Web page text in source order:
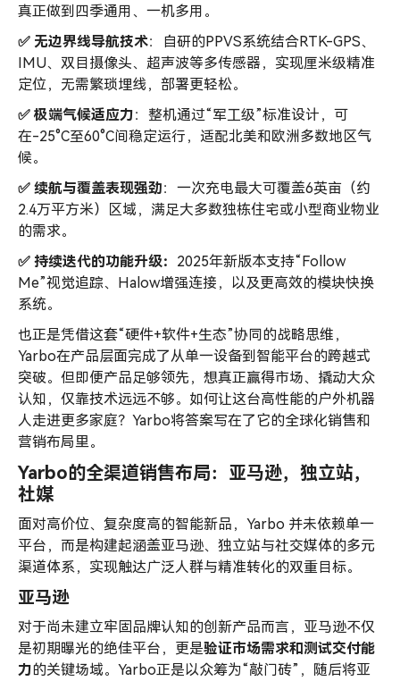
真正做到四季通用、一机多用。
✅ 无边界线导航技术：自研的PPVS系统结合RTK-GPS、
IMU、双目摄像头、超声波等多传感器，实现厘米级精准
定位，无需繁琐埋线，部署更轻松。
✅ 极端气候适应力：整机通过“军工级”标准设计，可
在-25°C至60°C间稳定运行，适配北美和欧洲多数地区气
候。
✅ 续航与覆盖表现强劲：一次充电最大可覆盖6英亩（约
2.4万平方米）区域，满足大多数独栋住宅或小型商业物业
的需求。
✅ 持续迭代的功能升级： 2025年新版本支持“Follow
Me”视觉追踪、Halow增强连接，以及更高效的模块快换
系统。
也正是凭借这套“硬件+软件+生态”协同的战略思维，
Yarbo在产品层面完成了从单一设备到智能平台的跨越式
突破。但即便产品足够领先，想真正赢得市场、撬动大众
认知，仅靠技术远远不够。如何让这台高性能的户外机器
人走进更多家庭？Yarbo将答案写在了它的全球化销售和
营销布局里。
Yarbo的全渠道销售布局：亚马逊，独立站，
社媒
面对高价位、复杂度高的智能新品，Yarbo 并未依赖单一
平台，而是构建起涵盖亚马逊、独立站与社交媒体的多元
渠道体系，实现触达广泛人群与精准转化的双重目标。
亚马逊
对于尚未建立牢固品牌认知的创新产品而言，亚马逊不仅
是初期曝光的绝佳平台，更是验证市场需求和测试交付能
力的关键场域。Yarbo正是以众筹为“敲门砖”，随后将亚